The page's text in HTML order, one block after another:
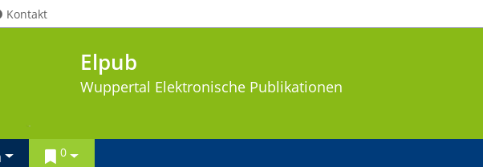
Kontakt
Elpub
Wuppertal Elektronische Publikationen
0